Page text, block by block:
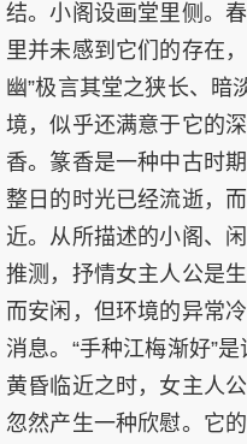
结。小阁设画堂里侧。
里并未感到它们的存在
幽”极言其堂之狭长、暗
境，似乎还满意于它的
香。篆香是一种中古时
整日的时光已经流逝，
近。从所描述的小阁、
推测，抒情女主人公是
而安闲，但环境的异常
消息。“手种江梅渐好”
黄昏临近之时，女主人
忽然产生一种欣慰。它